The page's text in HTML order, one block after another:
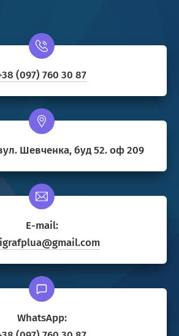
(097) 760 30 87
Шевченка, буд 52. оф 209
E-mail:
WhatsApp: